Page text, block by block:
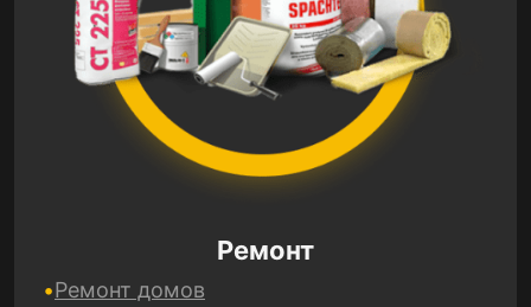
Ремонт
Ремонт домов